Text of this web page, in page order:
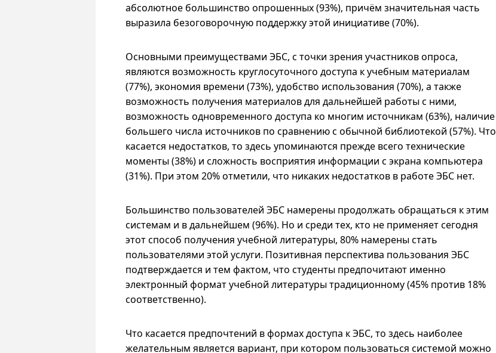
абсолютное большинство опрошенных (93%), причём значительная часть
выразила безоговорочную поддержку этой инициативе (70%).
Основными преимуществами ЭБС, с точки зрения участников опроса,
являются возможность круглосуточного доступа к учебным материалам
(77%), экономия времени (73%), удобство использования (70%), а также
возможность получения материалов для дальнейшей работы с ними,
возможность одновременного доступа ко многим источникам (63%), наличие
большего числа источников по сравнению с обычной библиотекой (57%). Что
касается недостатков, то здесь упоминаются прежде всего технические
моменты (38%) и сложность восприятия информации с экрана компьютера
(31%). При этом 20% отметили, что никаких недостатков в работе ЭБС нет.
Большинство пользователей ЭБС намерены продолжать обращаться к этим
системам и вдальнейшем (96%). Но и среди тех, кто не применяет сегодня
этот способ получения учебной литературы, 80% намерены стать
пользователями этой услуги. Позитивная перспектива пользования ЭБС
подтверждается и тем фактом, что студенты предпочитают именно
электронный формат учебной литературы традиционному (45% против 18%
соответственно).
Что касается предпочтений в формах доступа к ЭБС, то здесь наиболее
желательным является вариант, при котором пользоваться системой можно